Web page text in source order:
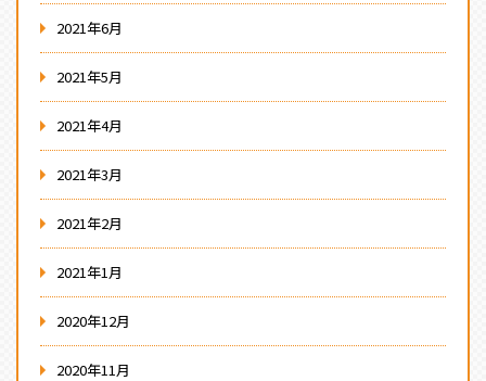
2021年6月
2021年5月
2021年4月
2021年3月
2021年2月
2021年1月
2020年12月
2020年11月